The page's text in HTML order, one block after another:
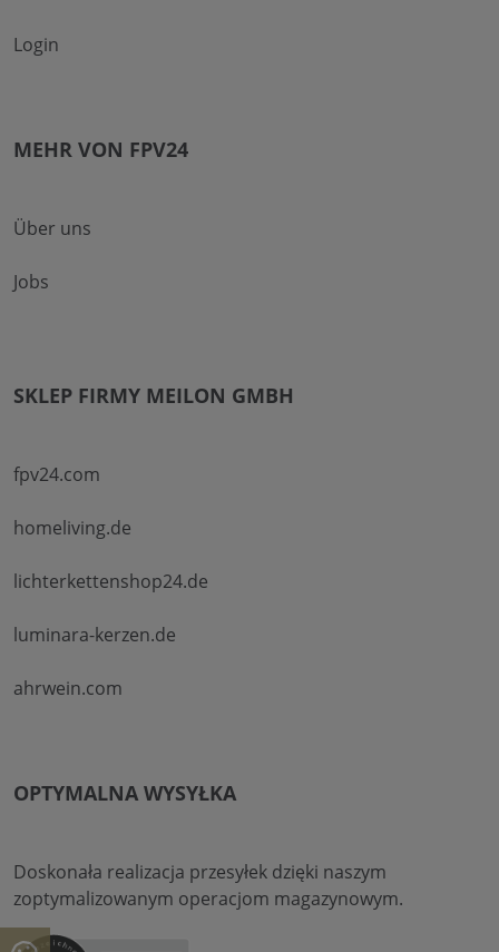
Login
MEHR VON FPV24
Über uns
Jobs
SKLEP FIRMY MEILON GMBH
fpv24.com
homeliving.de
lichterkettenshop24.de
luminara-kerzen.de
ahrwein.com
OPTYMALNA WYSYŁKA
Doskonała realizacja przesyłek dzięki naszym
zoptymalizowanym operacjom magazynowym.